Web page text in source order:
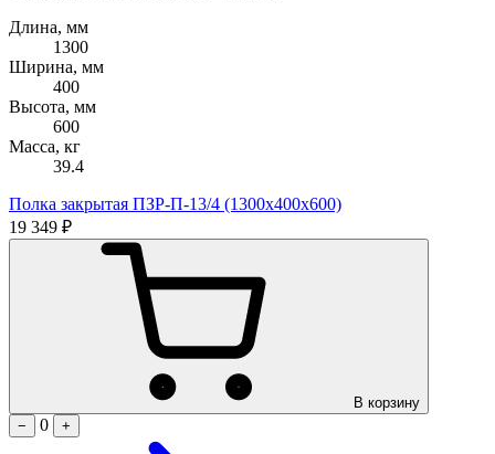
Длина, мм
1300
Ширина, мм
400
Высота, мм
600
Масса, кг
39.4
Полка закрытая ПЗР-П-13/4 (1300х400х600)
19 349 ₽
В корзину
−
0 +